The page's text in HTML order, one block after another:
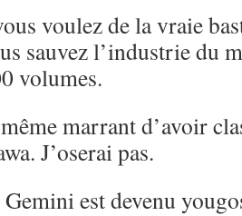
voulez de la vraie
sauvez l’industrie du
volumes.
marrant d’avoir
J’oserai pas.
est devenu